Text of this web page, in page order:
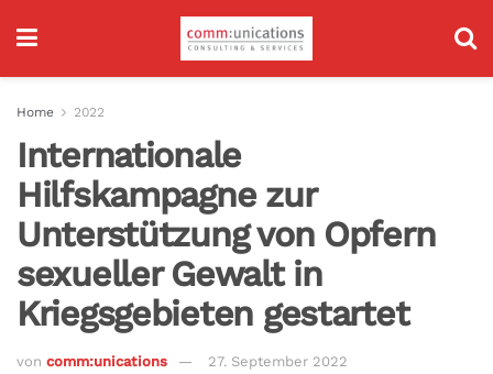
Home 2022
Internationale
Hilfskampagne zur
Unterstützung von Opfern
sexueller Gewalt in
Kriegsgebieten gestartet
von comm:unications 27. September 2022